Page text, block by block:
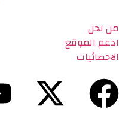
من نحن
ادعم الموقع
الاحصائيات